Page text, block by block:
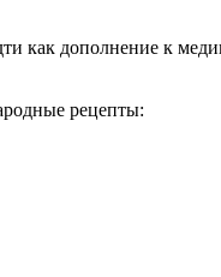
как дополнение к
рецепты: